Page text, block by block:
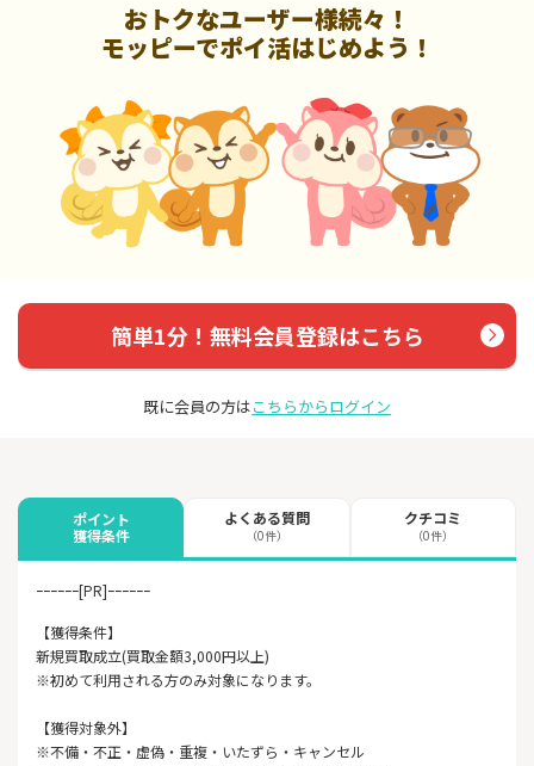
おトクなユーザー様続々！
モッピーでポイ活はじめよう！
簡単1分！無料会員登録はこちら
既に会員の方はこちらからログイン
ポイント
獲得条件
よくある質問
（0件）
クチコミ
（0件）
ｰｰｰｰｰｰ[PR]ｰｰｰｰｰｰ
【獲得条件】
新規買取成立(買取金額3,000円以上)
※初めて利用される方のみ対象になります。
【獲得対象外】
※不備・不正・虚偽・重複・いたずら・キャンセル